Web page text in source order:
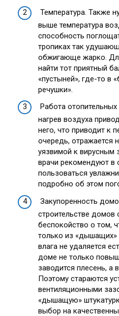
Температура. Также
выше температура
способность
тропиках так
обжигающе жарко.
найти тот приятный
«пустыней», где-то в
речушки».
Работа
нагрев воздуха
него, что приводит к
очередь, отражается
уязвимой к вирусным
врачи рекомендуют в
пользоваться
подробно об этом
Закупоренность
строительстве
беспокойство о том,
только из «дышащих»
влага не удаляется
доме не только
заводится плесень, а
Поэтому стараются
вентиляционными
«дышащую»
выбор на